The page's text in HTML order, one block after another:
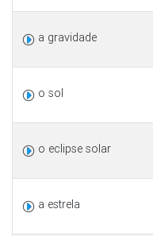
a gravidade
o sol
o eclipse solar
a estrela